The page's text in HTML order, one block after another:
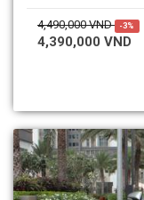
4,490,000 VND -3%
4,390,000 VND